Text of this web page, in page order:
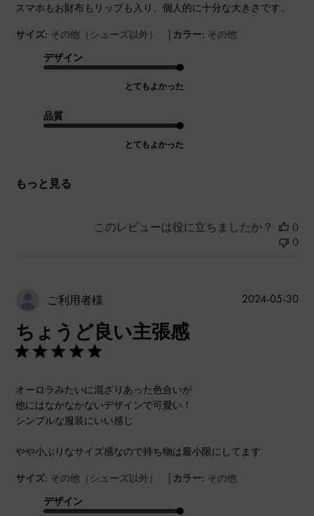
スマホもお財布もリップも入り、個人的に十分な大きさです。
サイズ: その他（シューズ以外） | カラー: その他
デザイン
とてもよかった
品質
とてもよかった
もっと見る
このレビューは役に立ちましたか？
0
0
ご利用者様
ちょうど良い主張感
オーロラみたいに混ざりあった色合いが
他にはなかなかないデザインで可愛い！
シンプルな服装にいい感じ
やや小ぶりなサイズ感なので持ち物は最小限にしてます
サイズ: その他（シューズ以外） | カラー: その他
デザイン
公
2024-05-30